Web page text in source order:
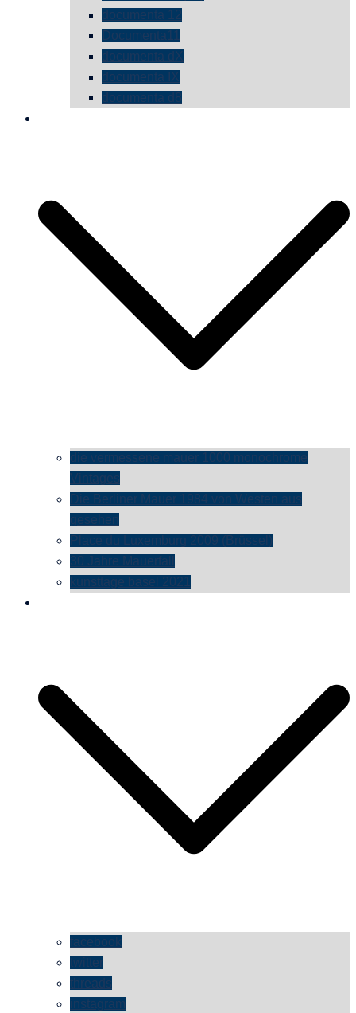
documenta 12
Documenta11
documenta dX
documenta IX
documenta d8
die vermessene mauer 1000 monochrome
Vintages
Die Berliner Mauer 1984 von Westen aus
gesehen
Place du Luxemburg 2009 (Brüssel)
30 Jahre Mauerfall
kunsttage basel 2021
facebook
twitter
threads
instagram